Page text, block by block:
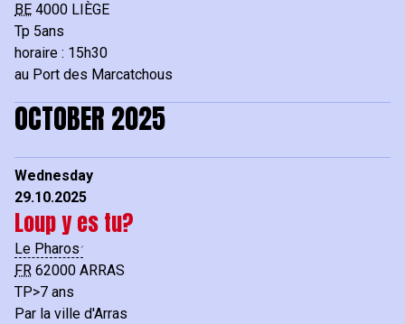
BE 4000 LIÈGE
Tp 5ans
horaire : 15h30
au Port des Marcatchous
OCTOBER 2025
Wednesday
29.10.2025
Loup y es tu?
Le Pharos
FR 62000 ARRAS
TP>7 ans
Par la ville d'Arras